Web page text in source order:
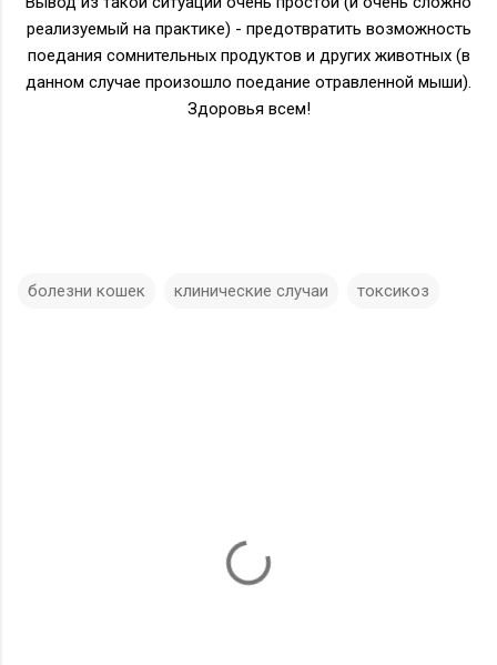
реализуемый на практике) - предотвратить возможность
поедания сомнительных продуктов и других животных (в
данном случае произошло поедание отравленной мыши).
Здоровья всем!
болезни кошек клинические случаи токсикоз